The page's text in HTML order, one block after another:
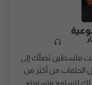
فلسطين تصلُك إلى
الحلقات من أكثر من
لك لتستمع وتستمتع